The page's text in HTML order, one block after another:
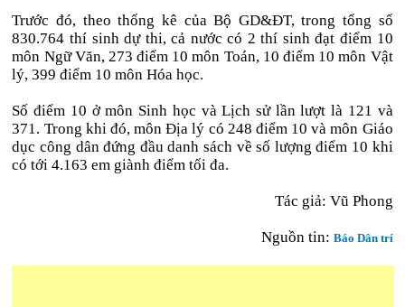
Trước đó, theo thống kê của Bộ GD&ĐT, trong tổng số
830.764 thí sinh dự thi, cả nước có 2 thí sinh đạt điểm 10
môn Ngữ Văn, 273 điểm 10 môn Toán, 10 điểm 10 môn Vật
lý, 399 điểm 10 môn Hóa học.
Số điểm 10 ở môn Sinh học và Lịch sử lần lượt là 121 và
371. Trong khi đó, môn Địa lý có 248 điểm 10 và môn Giáo
dục công dân đứng đầu danh sách về số lượng điểm 10 khi
có tới 4.163 em giành điểm tối đa.
Tác giả: Vũ Phong
Nguồn tin: Báo Dân trí